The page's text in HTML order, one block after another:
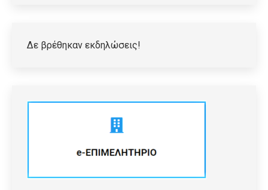
Δε βρέθηκαν εκδηλώσεις!